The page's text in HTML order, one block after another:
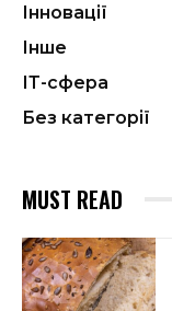
Інновації
Інше
ІТ-сфера
Без категорії
MUST READ